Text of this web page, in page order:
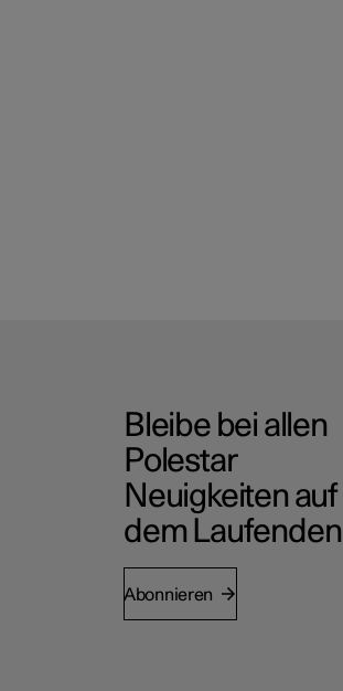
Bleibe bei allen
Polestar
Neuigkeiten auf
dem Laufenden
Abonnieren